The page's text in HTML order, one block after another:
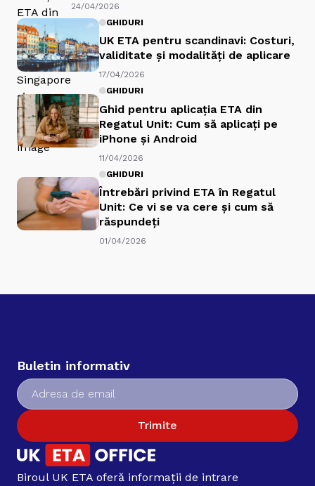
24/04/2026
GHIDURI
UK ETA pentru scandinavi: Costuri,
validitate și modalități de aplicare
17/04/2026
GHIDURI
Ghid pentru aplicația ETA din
Regatul Unit: Cum să aplicați pe
iPhone și Android
11/04/2026
GHIDURI
Întrebări privind ETA în Regatul
Unit: Ce vi se va cere și cum să
răspundeți
01/04/2026
Buletin informativ
Trimite
Biroul UK ETA oferă informații de intrare